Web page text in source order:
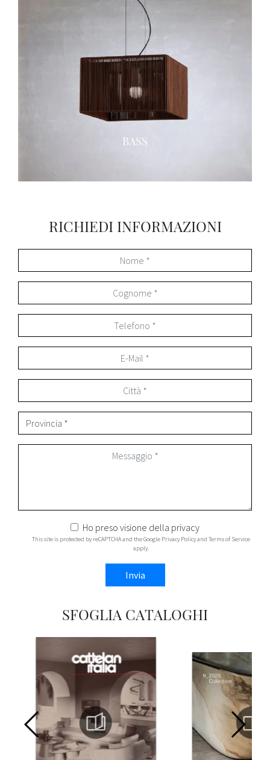
BASS
RICHIEDI INFORMAZIONI
Ho preso visione della privacy
This site is protected by reCAPTCHA and the Google Privacy Policyand Terms of Service
apply.
Invia
SFOGLIA CATALOGHI